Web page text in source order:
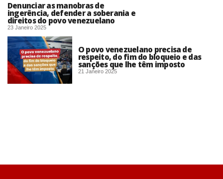
Denunciar as manobras de
ingerência, defender a soberania e
direitos do povo venezuelano
23 Janeiro 2025
O povo venezuelano precisa de
respeito, do fim do bloqueio e das
sanções que lhe têm imposto
21 Janeiro 2025